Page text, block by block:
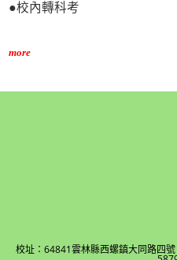
●校內轉科考
more
校址：64841雲林縣西螺鎮大同